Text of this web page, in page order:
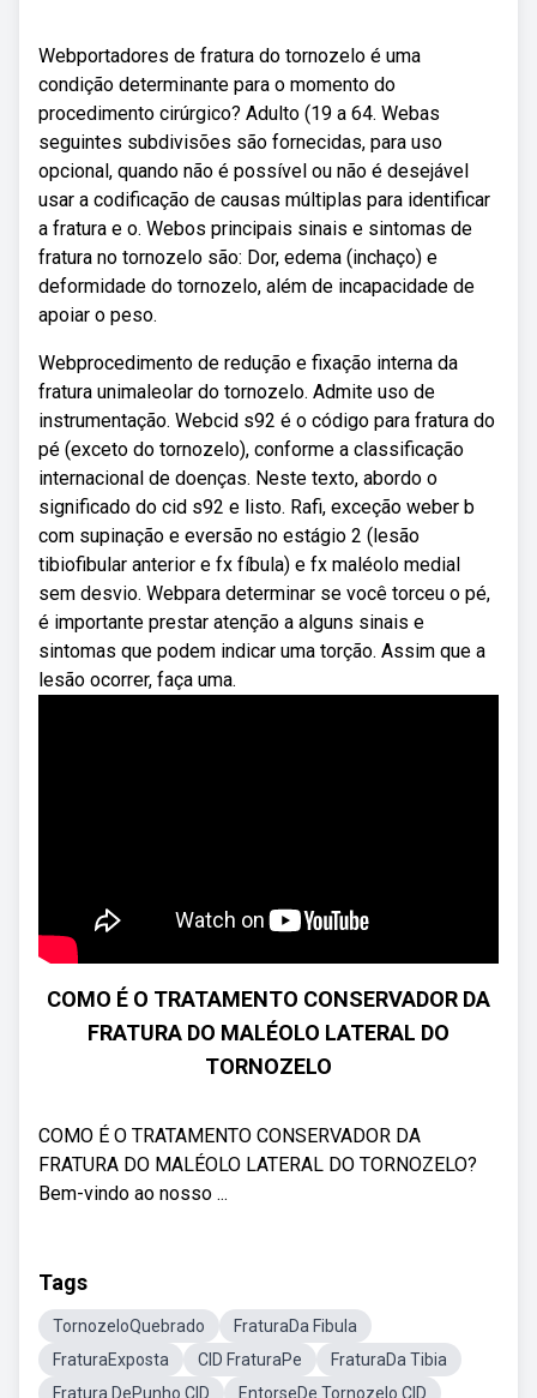
Webportadores de fratura do tornozelo é uma
condição determinante para o momento do
procedimento cirúrgico? Adulto (19 a 64. Webas
seguintes subdivisões são fornecidas, para uso
opcional, quando não é possível ou não é desejável
usar a codificação de causas múltiplas para identificar
a fratura e o. Webos principais sinais e sintomas de
fratura no tornozelo são: Dor, edema (inchaço) e
deformidade do tornozelo, além de incapacidade de
apoiar o peso.
Webprocedimento de redução e fixação interna da
fratura unimaleolar do tornozelo. Admite uso de
instrumentação. Webcid s92 é o código para fratura do
pé (exceto do tornozelo), conforme a classificação
internacional de doenças. Neste texto, abordo o
significado do cid s92 e listo. Rafi, exceção weber b
com supinação e eversão no estágio 2 (lesão
tibiofibular anterior e fx fíbula) e fx maléolo medial
sem desvio. Webpara determinar se você torceu o pé,
é importante prestar atenção a alguns sinais e
sintomas que podem indicar uma torção. Assim que a
lesão ocorrer, faça uma.
COMO É O TRATAMENTO CONSERVADOR DA
FRATURA DO MALÉOLO LATERAL DO
TORNOZELO
COMO É O TRATAMENTO CONSERVADOR DA
FRATURA DO MALÉOLO LATERAL DO TORNOZELO?
Bem-vindo ao nosso ...
Tags
TornozeloQuebrado
FraturaDa Fibula
FraturaExposta
CID FraturaPe
FraturaDa Tibia
Fratura DePunho CID
EntorseDe Tornozelo CID